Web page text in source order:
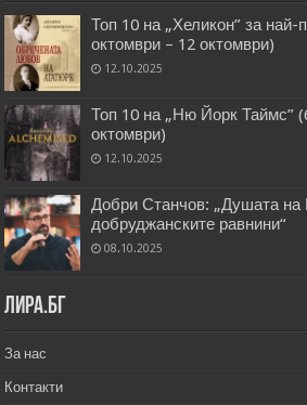
Топ 10 на „Хеликон” за най-
октомври – 12 октомври)
12.10.2025
Топ 10 на „Ню Йорк Таймс”
октомври)
12.10.2025
Добри Станчов: „Душата на
добруджанските равнини“
08.10.2025
Лира.бг
За нас
Контакти